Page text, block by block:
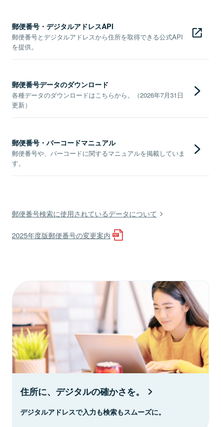
郵便番号・デジタルアドレスAPI
郵便番号とデジタルアドレスから住所を取得できる公式API
を提供。
郵便番号データのダウンロード
各種データのダウンロードはこちらから。（2026年7月31日
更新）
郵便番号・バーコードマニュアル
郵便番号や、バーコードに関するマニュアルを掲載していま
す。
郵便番号検索に使用されているデータについて
2025年度版郵便番号の変更案内
住所に、デジタルの確かさを。
デジタルアドレスで入力も検索もスムーズに。